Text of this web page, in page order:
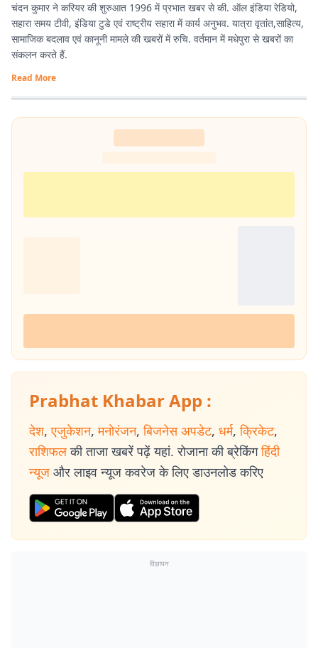
चंदन कुमार ने करियर की शुरुआत 1996 में प्रभात खबर से की. ऑल इंडिया रेडियो,
सहारा समय टीवी, इंडिया टुडे एवं राष्ट्रीय सहारा में कार्य अनुभव. यात्रा वृतांत,साहित्य,
सामाजिक बदलाव एवं कानूनी मामले की खबरों में रुचि. वर्तमान में मधेपुरा से खबरों का
संकलन करते हैं.
Read More
Prabhat Khabar App :
देश, एजुकेशन, मनोरंजन, बिजनेस अपडेट, धर्म, क्रिकेट,
राशिफल की ताजा खबरें पढ़ें यहां. रोजाना की ब्रेकिंग हिंदी
न्यूज और लाइव न्यूज कवरेज के लिए डाउनलोड करिए
विज्ञापन